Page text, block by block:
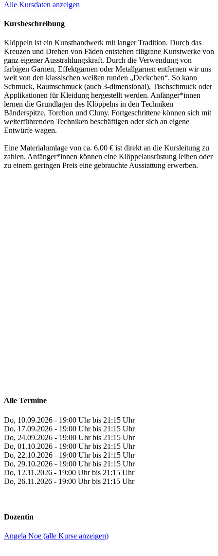
Alle Kursdaten anzeigen
Kursbeschreibung
Klöppeln ist ein Kunsthandwerk mit langer Tradition. Durch das
Kreuzen und Drehen von Fäden entstehen filigrane Kunstwerke von
ganz eigener Ausstrahlungskraft. Durch die Verwendung von
farbigen Garnen, Effektgarnen oder Metallgarnen entfernen wir uns
weit von den klassischen weißen runden „Deckchen“. So kann
Schmuck, Raumschmuck (auch 3-dimensional), Tischschmuck oder
Applikationen für Kleidung hergestellt werden. Anfänger*innen
lernen die Grundlagen des Klöppelns in den Techniken
Bänderspitze, Torchon und Cluny. Fortgeschrittene können sich mit
weiterführenden Techniken beschäftigen oder sich an eigene
Entwürfe wagen.
Eine Materialumlage von ca. 6,00 € ist direkt an die Kursleitung zu
zahlen. Anfänger*innen können eine Klöppelausrüstung leihen oder
zu einem geringen Preis eine gebrauchte Ausstattung erwerben.
Alle Termine
Do, 10.09.2026 - 19:00 Uhr bis 21:15 Uhr
Do, 17.09.2026 - 19:00 Uhr bis 21:15 Uhr
Do, 24.09.2026 - 19:00 Uhr bis 21:15 Uhr
Do, 01.10.2026 - 19:00 Uhr bis 21:15 Uhr
Do, 22.10.2026 - 19:00 Uhr bis 21:15 Uhr
Do, 29.10.2026 - 19:00 Uhr bis 21:15 Uhr
Do, 12.11.2026 - 19:00 Uhr bis 21:15 Uhr
Do, 26.11.2026 - 19:00 Uhr bis 21:15 Uhr
Dozentin
Angela Noe (alle Kurse anzeigen)